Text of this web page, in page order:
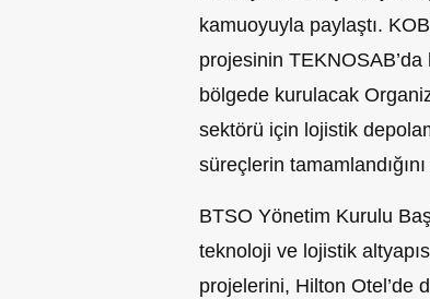
kamuoyuyla paylaştı.
projesinin
bölgede kurulacak
sektörü için lojistik
süreçlerin
BTSO Yönetim Kurulu
teknoloji ve lojistik
projelerini, Hilton Otel’de